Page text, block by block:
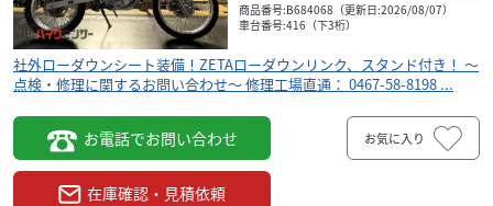
商品番号:B684068（更新日:2026/08/07）
車台番号:416（下3桁）
社外ローダウンシート装備！ZETAローダウンリンク、スタンド付き！ ～
点検・修理に関するお問い合わせ～ 修理工場直通： 0467-58-8198 ...
お電話でお問い合わせ
在庫確認・見積依頼
お気に入り